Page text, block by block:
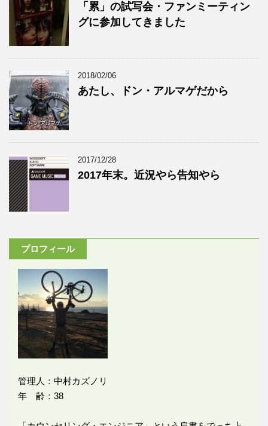
「累」の試写会・ファンミーティン
グに参加してきました
2018/02/06
あたし、ドン・アルマゲだから
2017/12/28
2017年末。近況やら告知やら
プロフィール
管理人：中村カズノリ
年 齢：38